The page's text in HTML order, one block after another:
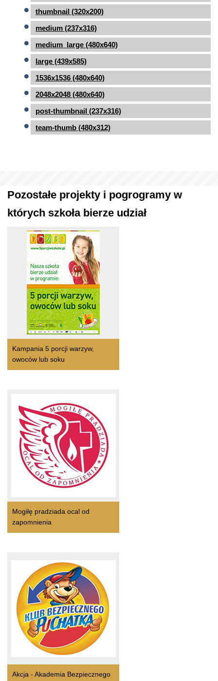
thumbnail (320x200)
medium (237x316)
medium_large (480x640)
large (439x585)
1536x1536 (480x640)
2048x2048 (480x640)
post-thumbnail (237x316)
team-thumb (480x312)
Pozostałe projekty i pogrogramy w
których szkoła bierze udział
Kampania 5 porcji warzyw,
owoców lub soku
Mogiłę pradziada ocal od
zapomnienia
Akcja - Akademia Bezpiecznego